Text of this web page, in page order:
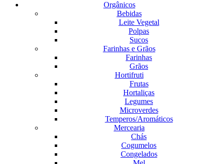
Orgânicos
Bebidas
Leite Vegetal
Polpas
Sucos
Farinhas e Grãos
Farinhas
Grãos
Hortifruti
Frutas
Hortaliças
Legumes
Microverdes
Temperos/Aromáticos
Mercearia
Chás
Cogumelos
Congelados